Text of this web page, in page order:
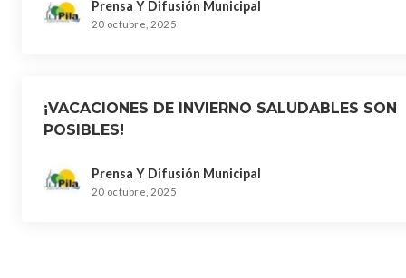
Prensa Y Difusión Municipal
20 octubre, 2025
¡VACACIONES DE INVIERNO SALUDABLES SON
POSIBLES!
Prensa Y Difusión Municipal
20 octubre, 2025